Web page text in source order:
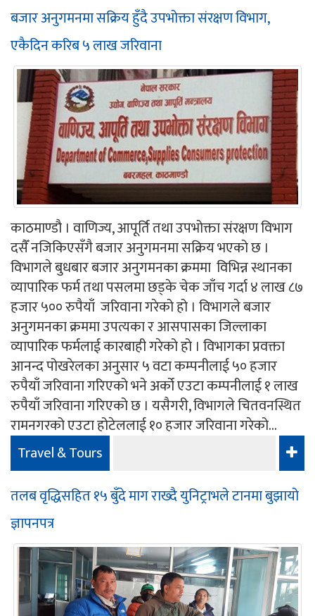
बजार अनुगमनमा सक्रिय हुँदै उपभोक्ता संरक्षण विभाग,
एकैदिन करिब ५ लाख जरिवाना
काठमाण्डौ । वाणिज्य, आपूर्ति तथा उपभोक्ता संरक्षण विभाग
दसैँ नजिकिएसँगै बजार अनुगमनमा सक्रिय भएको छ ।
विभागले बुधबार बजार अनुगमनका क्रममा विभिन्न स्थानका
व्यापारिक फर्म तथा पसलमा छड्के चेक जाँच गर्दा ४ लाख ८७
हजार ५०० रुपैयाँ जरिवाना गरेको हो । विभागले बजार
अनुगमनका क्रममा उपत्यका र आसपासका जिल्लाका
व्यापारिक फर्मलाई कारबाही गरेको हो । विभागका प्रवक्ता
आनन्द पोखरेलका अनुसार ५ वटा कम्पनीलाई ५० हजार
रुपैयाँ जरिवाना गरिएको भने अर्को एउटा कम्पनीलाई १ लाख
रुपैयाँ जरिवाना गरिएको छ । यसैगरी, विभागले चितवनस्थित
रामनगरको एउटा होटेललाई १० हजार जरिवाना गरेको...
Travel & Tours
तलब वृद्धिसहित १५ बुँदे माग राख्दै युनिट्राभले टानमा बुझायो
ज्ञापनपत्र